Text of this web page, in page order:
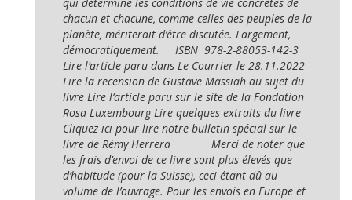
chacun et chacune, comme celles des peuples de la
planète, mériterait d’être discutée. Largement,
démocratiquement. ISBN 978-2-88053-142-3
Lire l’article paru dans Le Courrier le 28.11.2022
Lire la recension de Gustave Massiah au sujet du
livre Lire l’article paru sur le site de la Fondation
Rosa Luxembourg Lire quelques extraits du livre
Cliquez ici pour lire notre bulletin spécial sur le
livre de Rémy Herrera Merci de noter que
les frais d’envoi de ce livre sont plus élevés que
d’habitude (pour la Suisse), ceci étant dû au
volume de l’ouvrage. Pour les envois en Europe et